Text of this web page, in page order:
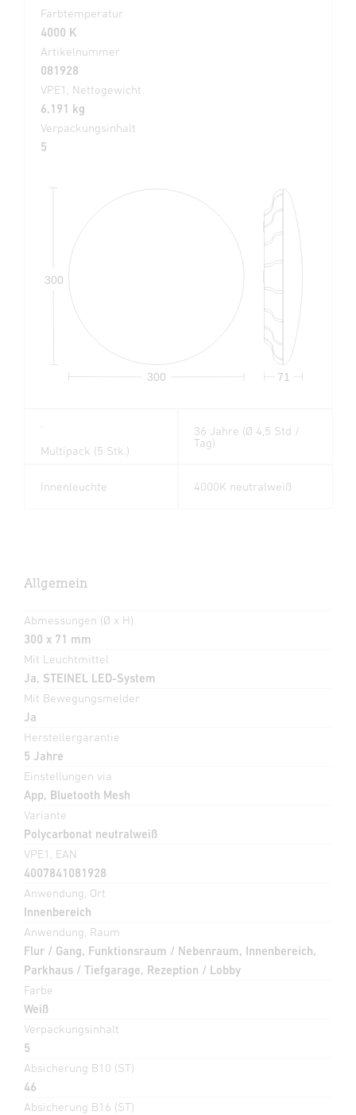
Farbtemperatur
4000 K
Artikelnummer
081928
VPE1, Nettogewicht
6,191 kg
Verpackungsinhalt
5
71
300
300
Multipack (5 Stk.)
36 Jahre (Ø 4,5 Std /
Tag)
Innenleuchte 4000K neutralweiß
Allgemein
Abmessungen (Ø x H)
300 x 71 mm
Mit Leuchtmittel
Ja, STEINEL LED-System
Mit Bewegungsmelder
Ja
Herstellergarantie
5 Jahre
Einstellungen via
App, Bluetooth Mesh
Variante
Polycarbonat neutralweiß
VPE1, EAN
4007841081928
Anwendung, Ort
Innenbereich
Anwendung, Raum
Flur / Gang, Funktionsraum / Nebenraum, Innenbereich,
Parkhaus / Tiefgarage, Rezeption / Lobby
Farbe
Weiß
Verpackungsinhalt
5
Absicherung B10 (ST)
46
Absicherung B16 (ST)